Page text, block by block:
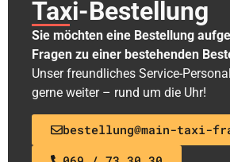
Taxi-Bestellung
Sie möchten eine Bestellung
Fragen zu einer bestehenden
Unser freundliches Service-
gerne weiter – rund um die Uhr!
bestellung@main-taxi-